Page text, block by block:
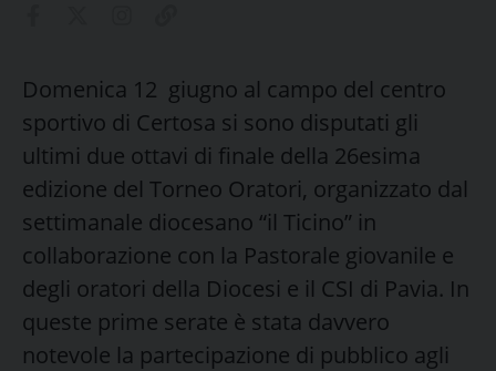
Domenica 12 giugno al campo del centro
sportivo di Certosa si sono disputati gli
ultimi due ottavi di finale della 26esima
edizione del Torneo Oratori, organizzato dal
settimanale diocesano “il Ticino” in
collaborazione con la Pastorale giovanile e
degli oratori della Diocesi e il CSI di Pavia. In
queste prime serate è stata davvero
notevole la partecipazione di pubblico agli